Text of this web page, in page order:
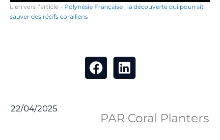
Lien vers l’article – Polynésie Française : la découverte qui pourrait
sauver des récifs coralliens
22/04/2025
PAR Coral Planters